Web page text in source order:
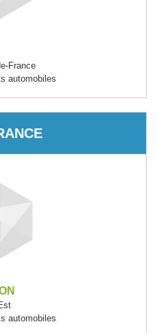
France
automobiles
automobiles